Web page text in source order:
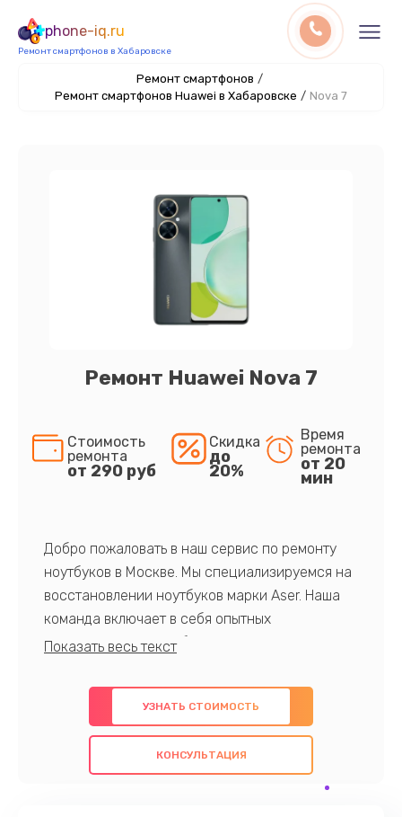
phone-iq.ru
Ремонт смартфонов в Хабаровске
Ремонт смартфонов /
Ремонт смартфонов Huawei в Хабаровске / Nova 7
Ремонт Huawei Nova 7
Стоимость
ремонта
от 290 руб
Скидка
до
20%
Время
ремонта
от 20
мин
Добро пожаловать в наш сервис по ремонту
ноутбуков в Москве. Мы специализируемся на
восстановлении ноутбуков марки Aser. Наша
команда включает в себя опытных
профессионалов с обширными знаниями и
предлагаем быстрый и качественный ремонт с
использованием оригинальных компонентов, а
также гарантируем качество всех
проведенных работ. Наша цель - предоставить
УЗНАТЬ СТОИМОСТЬ
КОНСУЛЬТАЦИЯ